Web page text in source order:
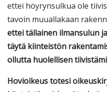
ettei höyrynsulkua ole
tavoin muuallakaan
ettei tällainen ilmansulun
täytä kiinteistön
ollutta huolellisen
Hovioikeus totesi